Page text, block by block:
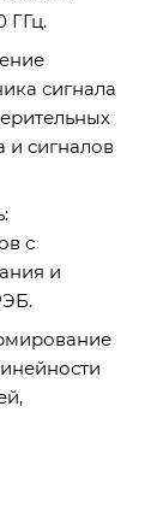
ГГц.
сигнала
и сигналов
с
и